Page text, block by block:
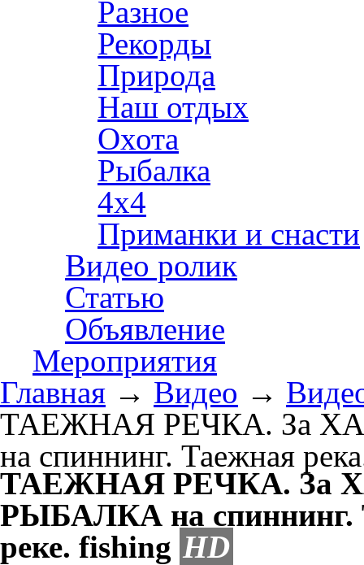
Разное
Рекорды
Природа
Наш отдых
Охота
Рыбалка
4х4
Приманки и снасти
Видео ролик
Статью
Объявление
Мероприятия
Главная → Видео →
ТАЕЖНАЯ РЕЧКА. За
на спиннинг. Таежная
ТАЕЖНАЯ РЕЧКА. За
РЫБАЛКА на спиннинг.
реке. fishing HD